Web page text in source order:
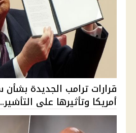
قرارات ترامب الجديدة
أمريكا وتأثيرها على